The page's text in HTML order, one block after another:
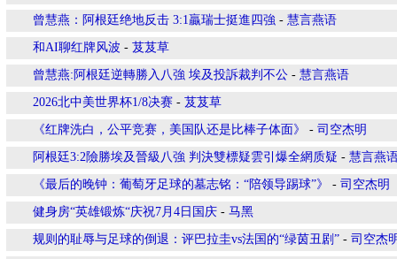
曾慧燕：阿根廷绝地反击 3:1贏瑞士挺進四強 - 慧言燕语
和AI聊红牌风波 - 芨芨草
曾慧燕:阿根廷逆轉勝入八強 埃及投訴裁判不公 - 慧言燕语
2026北中美世界杯1/8决赛 - 芨芨草
《红牌洗白，公平竞赛，美国队还是比棒子体面》 - 司空杰明
阿根廷3:2險勝埃及晉級八強 判決雙標疑雲引爆全網质疑 - 慧言燕
《最后的晚钟：葡萄牙足球的墓志铭：“陪领导踢球”》 - 司空杰明
健身房“英雄锻炼“庆祝7月4日国庆 - 马黑
规则的耻辱与足球的倒退：评巴拉圭vs法国的“绿茵丑剧” - 司空杰